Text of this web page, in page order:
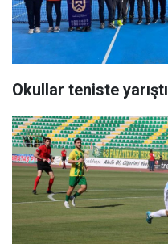
Okullar teniste yarıştı